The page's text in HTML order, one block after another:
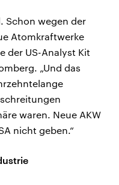
Schon wegen der
Atomkraftwerke
der US-Analyst Kit
„Und das
waren. Neue AKW
nicht geben.“